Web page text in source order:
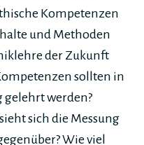
Kompetenzen
und Methoden
der Zukunft
sollten in
gelehrt werden?
sich die Messung
Wie viel